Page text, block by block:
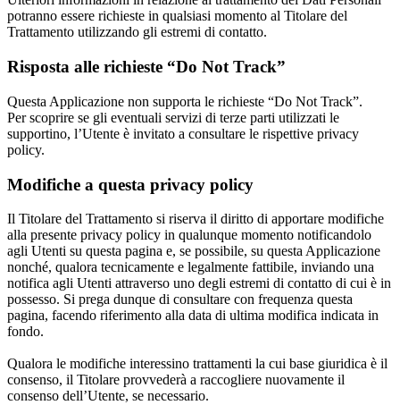
potranno essere richieste in qualsiasi momento al Titolare del
Trattamento utilizzando gli estremi di contatto.
Risposta alle richieste “Do Not Track”
Questa Applicazione non supporta le richieste “Do Not Track”.
Per scoprire se gli eventuali servizi di terze parti utilizzati le
supportino, l’Utente è invitato a consultare le rispettive privacy
policy.
Modifiche a questa privacy policy
Il Titolare del Trattamento si riserva il diritto di apportare modifiche
alla presente privacy policy in qualunque momento notificandolo
agli Utenti su questa pagina e, se possibile, su questa Applicazione
nonché, qualora tecnicamente e legalmente fattibile, inviando una
notifica agli Utenti attraverso uno degli estremi di contatto di cui è in
possesso. Si prega dunque di consultare con frequenza questa
pagina, facendo riferimento alla data di ultima modifica indicata in
fondo.
Qualora le modifiche interessino trattamenti la cui base giuridica è il
consenso, il Titolare provvederà a raccogliere nuovamente il
consenso dell’Utente, se necessario.